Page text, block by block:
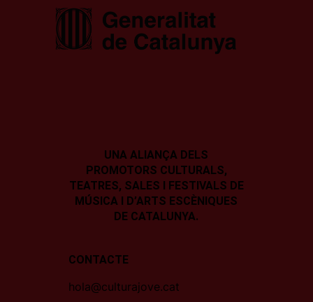
UNA ALIANÇA DELS
PROMOTORS CULTURALS,
TEATRES, SALES I FESTIVALS DE
MÚSICA I D’ARTS ESCÈNIQUES
DE CATALUNYA.
CONTACTE
hola@culturajove.cat